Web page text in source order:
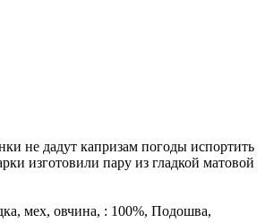
не дадут капризам погоды испортить
изготовили пару из гладкой матовой
мех, овчина, : 100%, Подошва,